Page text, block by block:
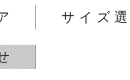
サ イ ズ
せ